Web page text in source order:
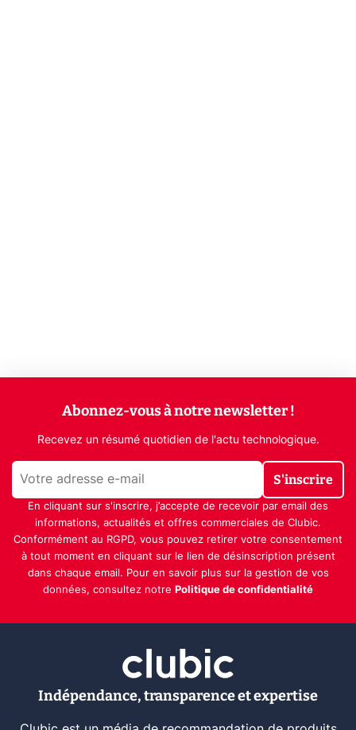
Abonnez-vous à notre newsletter !
Recevez un résumé quotidien de l'actu technologique.
S'inscrire
En cliquant sur s'inscrire, j’accepte de recevoir par email des
informations, actualités et offres commerciales de Clubic.
Conformément au RGPD, vous pouvez retirer votre consentement
à tout moment en cliquant sur le lien de désinscription présent
dans chaque email. Pour en savoir plus sur la gestion de vos
données, consultez notre Politique de confidentialité
Indépendance, transparence et expertise